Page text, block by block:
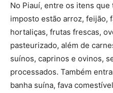
No Piauí, entre os itens
imposto estão arroz, feijão,
hortaliças, frutas frescas,
pasteurizado, além de
suínos, caprinos e ovinos,
processados. Também
banha suína, fava